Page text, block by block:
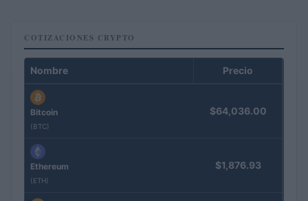
COTIZACIONES CRYPTO
Nombre Precio
Bitcoin
(BTC)
$64,036.00
Ethereum
(ETH)
$1,876.93